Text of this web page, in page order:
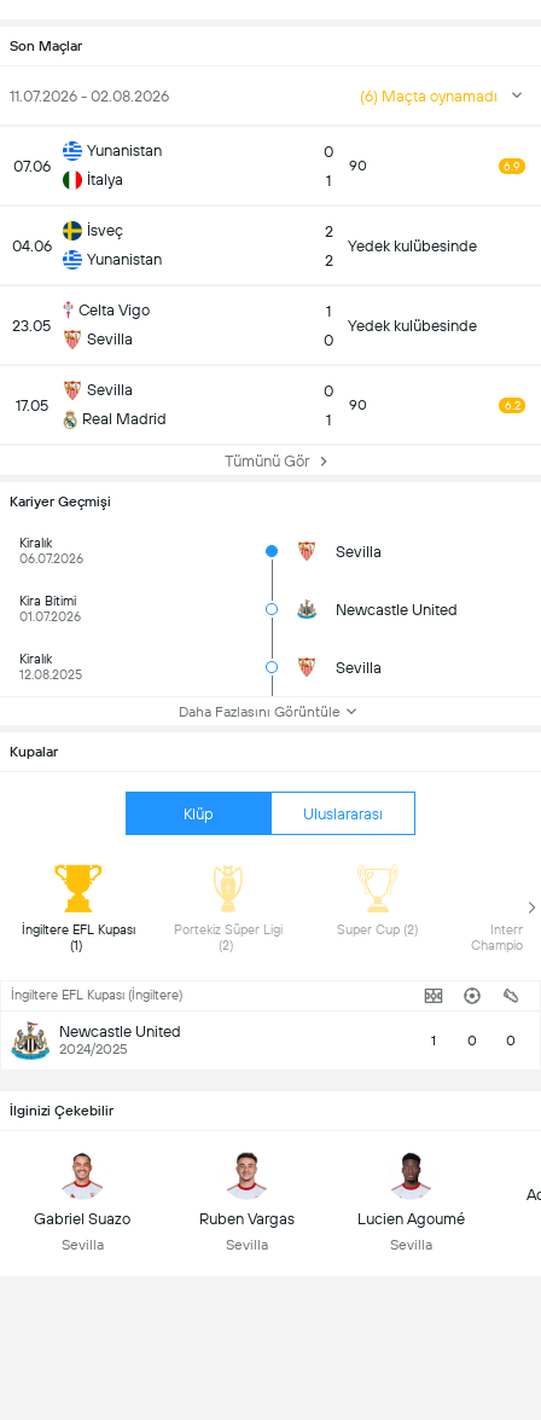
Son Maçlar
11.07.2026 - 02.08.2026 (6) Maçta oynamadı
07.06
Yunanistan
İtalya
0
1
90 6.9
04.06
İsveç
Yunanistan
2
2
Yedek kulübesinde
23.05
Celta Vigo
Sevilla
1
0
Yedek kulübesinde
17.05
Sevilla
Real Madrid
0
1
90 6.2
Tümünü Gör
Kariyer Geçmişi
Kiralık
06.07.2026
Sevilla
Kira Bitimi
01.07.2026
Newcastle United
Kiralık
12.08.2025
Sevilla
Daha Fazlasını Görüntüle
Kupalar
Klüp Uluslararası
İngiltere EFL Kupası
Portekiz Süper Ligi
İngiltere EFL Kupası (İngiltere)
Newcastle United
2024/2025 1 0 0
İlginizi Çekebilir
Gabriel Suazo
Sevilla
Ruben Vargas
Sevilla
Lucien Agoumé
Sevilla